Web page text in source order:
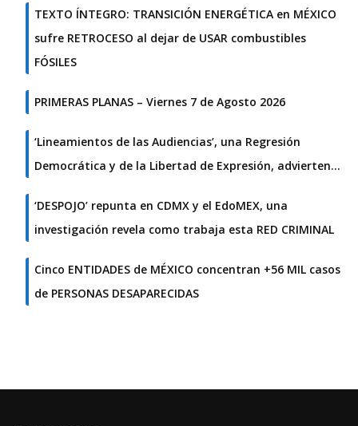
TEXTO ÍNTEGRO: TRANSICIÓN ENERGÉTICA en MÉXICO
sufre RETROCESO al dejar de USAR combustibles
FÓSILES
PRIMERAS PLANAS – Viernes 7 de Agosto 2026
‘Lineamientos de las Audiencias’, una Regresión
Democrática y de la Libertad de Expresión, advierten…
‘DESPOJO’ repunta en CDMX y el EdoMEX, una
investigación revela como trabaja esta RED CRIMINAL
Cinco ENTIDADES de MÉXICO concentran +56 MIL casos
de PERSONAS DESAPARECIDAS